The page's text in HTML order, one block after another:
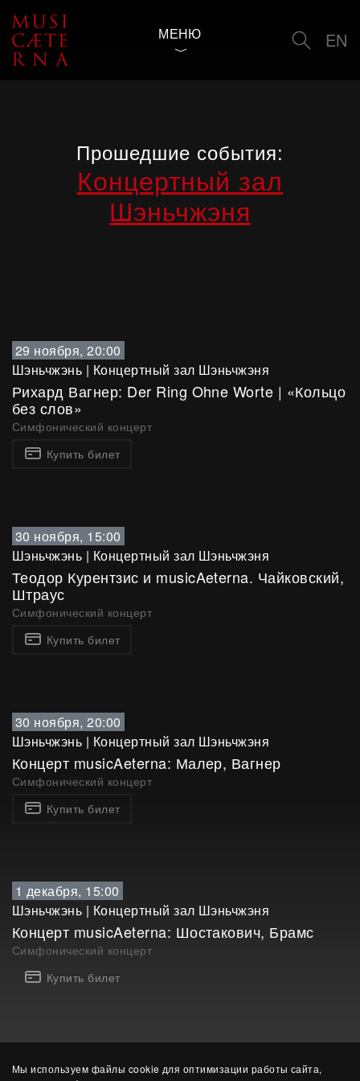
Мы используем файлы cookie для оптимизации работы сайта,
МЕНЮ EN
Прошедшие события:
Концертный зал
Шэньчжэня
29 ноября, 20:00
Шэньчжэнь | Концертный зал Шэньчжэня
Рихард Вагнер: Der Ring Ohne Worte | «Кольцо
без слов»
Симфонический концерт
Купить билет
30 ноября, 15:00
Шэньчжэнь | Концертный зал Шэньчжэня
Теодор Курентзис и musicAeterna. Чайковский,
Штраус
Симфонический концерт
Купить билет
30 ноября, 20:00
Шэньчжэнь | Концертный зал Шэньчжэня
Концерт musicAeterna: Малер, Вагнер
Симфонический концерт
Купить билет
1 декабря, 15:00
Шэньчжэнь | Концертный зал Шэньчжэня
Концерт musicAeterna: Шостакович, Брамс
Симфонический концерт
Купить билет